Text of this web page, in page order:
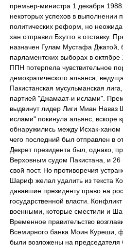
премьер-министра 1 декабря
некоторых успехов в выполнении
политических реформ, но
хан отправил Бхутто в отставку.
назначен Гулам Мустафа Джатой,
парламентских выборах в
ППН потерпела чувствительное
демократического альянса,
Пакистанская мусульманская
партией "Джамаат-и ислами".
выдвинут лидер Лиги Миан
ислами" покинула альянс, вскоре
обнаружились между Исхак-
чего последний был отправлен в
Декрет президента был, однако,
Верховным судом Пакистана, и
свой пост. Но противоречия
Шариф желал удалить из текста
дававшие президенту право на
государственной власти.
военными, которые сместили и
Временное правительство
Всемирного банка Моин Куреши,
были возложены на